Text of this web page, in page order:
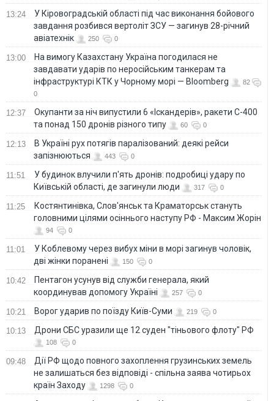
13:24
У Кіровоградській області під час виконання бойового
завдання розбився вертоліт ЗСУ — загинув 28-річний
авіатехнік
250 0
13:00
На вимогу Казахстану Україна погодилася не
завдавати ударів по неросійським танкерам та
інфраструктурі КТК у Чорному морі — Bloomberg
82
0
12:37
Окупанти за ніч випустили 6 «Іскандерів», ракети С-400
та понад 150 дронів різного типу
60 0
12:13
В Україні рух потягів паралізований: деякі рейси
запізнюються
443 0
11:51
У будинок влучили п'ять дронів: подробиці удару по
Київській області, де загинули люди
317 0
11:25
Костянтинівка, Слов'янськ та Краматорськ стануть
головними цілями осіннього наступу РФ - Максим Жорін
94 0
11:01
У Коблевому через вибух міни в морі загинув чоловік,
дві жінки поранені
150 0
10:42
Пентагон усунув від служби генерала, який
координував допомогу Україні
257 0
10:21 Ворог ударив по поїзду Київ-Суми 219 0
10:13 Дрони СБС уразили ще 12 суден "тіньового флоту" РФ
108 0
09:48
Дії РФ щодо повного захоплення грузинських земель
не залишаться без відповіді - спільна заява чотирьох
країн Заходу
1298 0